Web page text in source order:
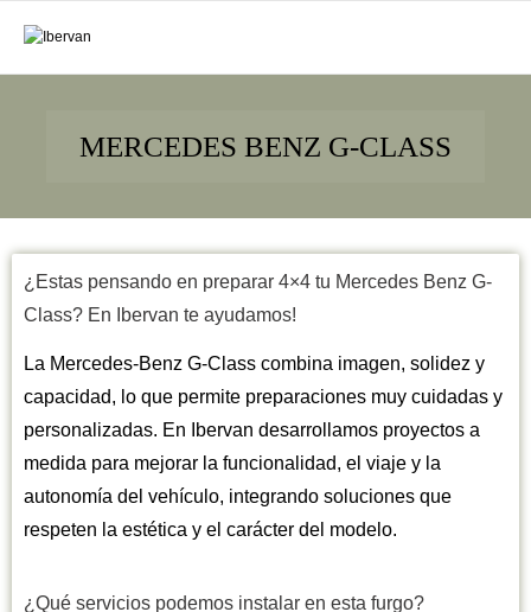
MERCEDES BENZ G-CLASS
¿Estas pensando en preparar 4×4 tu Mercedes Benz G-
Class? En Ibervan te ayudamos!
La Mercedes-Benz G-Class combina imagen, solidez y
capacidad, lo que permite preparaciones muy cuidadas y
personalizadas. En Ibervan desarrollamos proyectos a
medida para mejorar la funcionalidad, el viaje y la
autonomía del vehículo, integrando soluciones que
respeten la estética y el carácter del modelo.
¿Qué servicios podemos instalar en esta furgo?